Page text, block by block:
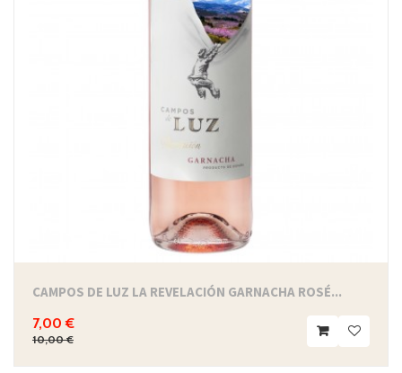
CAMPOS DE LUZ LA REVELACIÓN GARNACHA ROSÉ...
7,00 €
10,00 €